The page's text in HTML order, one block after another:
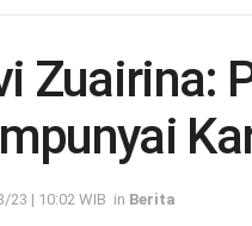
Zuairina:
23 | 10:02 WIB in Berita